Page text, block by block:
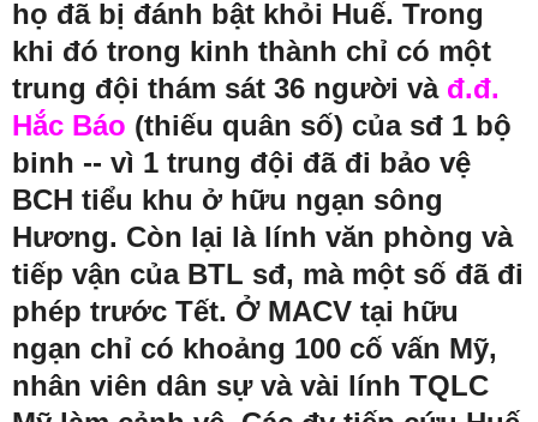
họ đã bị đánh bật khỏi Huế. Trong
khi đó trong kinh thành chỉ có một
trung đội thám sát 36 người và đ.đ.
Hắc Báo (thiếu quân số) của sđ 1 bộ
binh -- vì 1 trung đội đã đi bảo vệ
BCH tiểu khu ở hữu ngạn sông
Hương. Còn lại là lính văn phòng và
tiếp vận của BTL sđ, mà một số đã đi
phép trước Tết. Ở MACV tại hữu
ngạn chỉ có khoảng 100 cố vấn Mỹ,
nhân viên dân sự và vài lính TQLC